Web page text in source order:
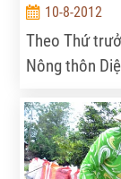
10-8-2012
Theo Thứ
Nông thôn
mỡ và phủ
nhiệt độ